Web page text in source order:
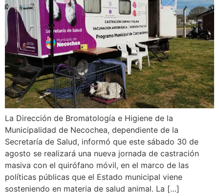
La Dirección de Bromatología e Higiene de la
Municipalidad de Necochea, dependiente de la
Secretaría de Salud, informó que este sábado 30 de
agosto se realizará una nueva jornada de castración
masiva con el quirófano móvil, en el marco de las
políticas públicas que el Estado municipal viene
sosteniendo en materia de salud animal. La […]